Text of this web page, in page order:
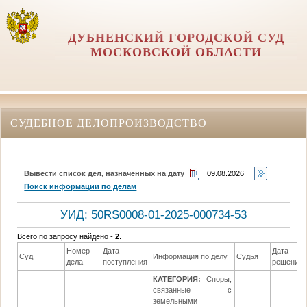
ДУБНЕНСКИЙ ГОРОДСКОЙ СУД
МОСКОВСКОЙ ОБЛАСТИ
СУДЕБНОЕ ДЕЛОПРОИЗВОДСТВО
Вывести список дел, назначенных на дату
Поиск информации по делам
УИД: 50RS0008-01-2025-000734-53
Всего по запросу найдено -2
Суд
Номер
дела
Дата
поступления
Информация по делу Судья
Дата
решения
КАТЕГОРИЯ:
Споры,
связанные с
земельными